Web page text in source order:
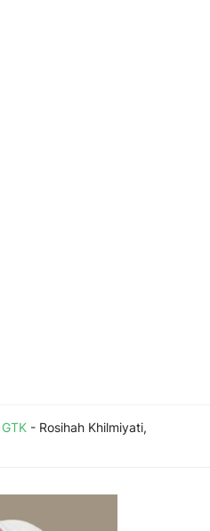
GTK- Rosihah Khilmiyati,